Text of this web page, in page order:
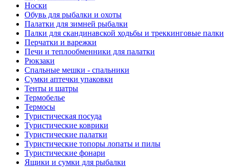
Носки
Обувь для рыбалки и охоты
Палатки для зимней рыбалки
Палки для скандинавской ходьбы и треккинговые палки
Перчатки и варежки
Печи и теплообменники для палатки
Рюкзаки
Спальные мешки - спальники
Сумки аптечки упаковки
Тенты и шатры
Термобелье
Термосы
Туристическая посуда
Туристические коврики
Туристические палатки
Туристические топоры лопаты и пилы
Туристические фонари
Ящики и сумки для рыбалки